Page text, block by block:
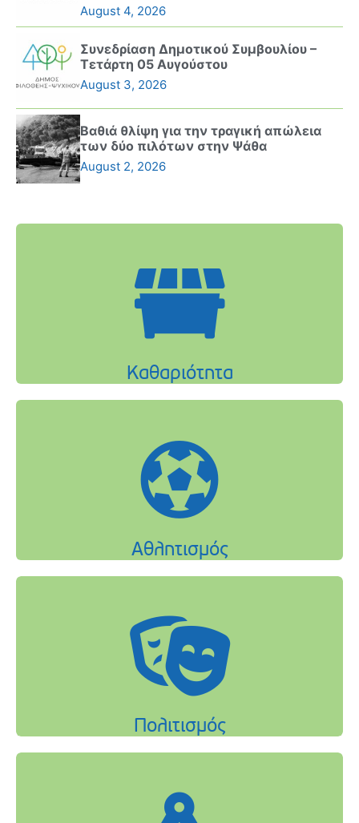
August 4, 2026
Συνεδρίαση Δημοτικού Συμβουλίου –
Τετάρτη 05 Αυγούστου
August 3, 2026
Βαθιά θλίψη για την τραγική απώλεια
των δύο πιλότων στην Ψάθα
August 2, 2026